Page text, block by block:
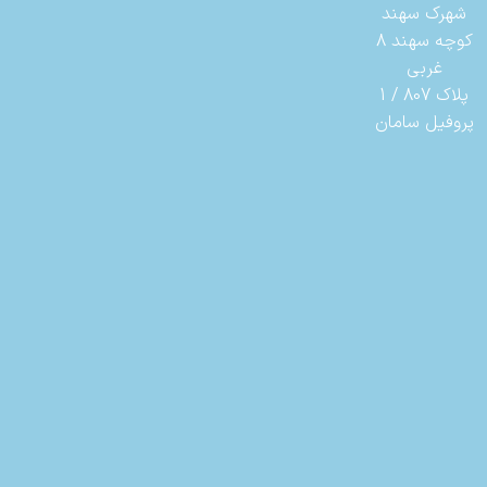
شهرک سهند
کوچه سهند 8
غربی
پلاک 807 / 1
پروفیل سامان